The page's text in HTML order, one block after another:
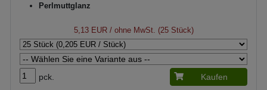
Perlmuttglanz
5,13 EUR/ ohne MwSt. (25 Stück)
pck. Kaufen